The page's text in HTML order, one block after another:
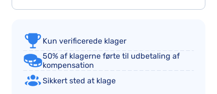
Kun verificerede klager
50% af klagerne førte til udbetaling af
kompensation
Sikkert sted at klage